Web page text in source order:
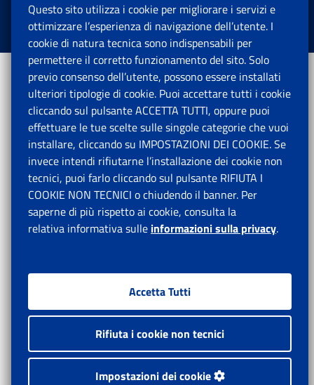
Istituto Nazionale Previdenza Sociale.
Tutti i diritti riservati.
Questo sito utilizza i cookie per migliorare i servizi e
ottimizzare l’esperienza di navigazione dell’utente. I
cookie di natura tecnica sono indispensabili per
permettere il corretto funzionamento del sito. Solo
previo consenso dell’utente, possono essere installati
ulteriori tipologie di cookie. Puoi accettare tutti i cookie
cliccando sul pulsante ACCETTA TUTTI, oppure puoi
effettuare le tue scelte sulle singole categorie che vuoi
installare, cliccando su IMPOSTAZIONI DEI COOKIE. Se
invece intendi rifiutarne l’installazione dei cookie non
tecnici, puoi farlo cliccando sul pulsante RIFIUTA I
COOKIE NON TECNICI o chiudendo il banner. Per
saperne di più rispetto ai cookie, consulta la
relativa informativa sulle informazioni sulla privacy.
Accetta Tutti
Rifiuta i cookie non tecnici
Impostazioni dei cookie